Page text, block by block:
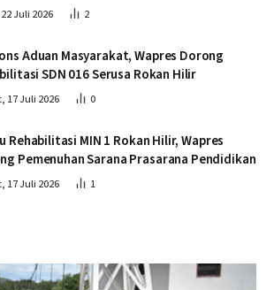
Juli 2026 2
Aduan Masyarakat, Wapres Dorong
SDN 016 Serusa Rokan Hilir
17 Juli 2026 0
Rehabilitasi MIN 1 Rokan Hilir, Wapres
Pemenuhan Sarana Prasarana Pendidikan
17 Juli 2026 1